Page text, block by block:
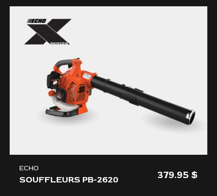
ECHO
SOUFFLEURS PB-2620 379.95